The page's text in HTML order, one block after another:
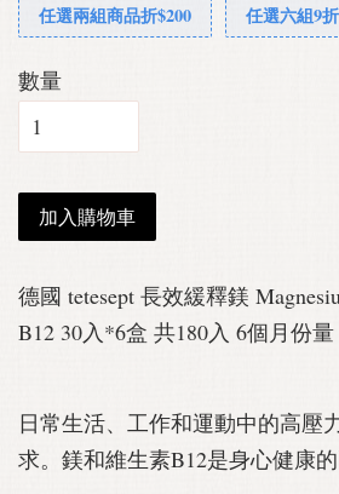
任選兩組商品折$200 任選六組9折
數量
加入購物車
德國 tetesept 長效緩釋鎂
B12 30入*6盒 共180入 6個月份量
日常生活、工作和運動中的高壓
求。鎂和維生素B12是身心健康的